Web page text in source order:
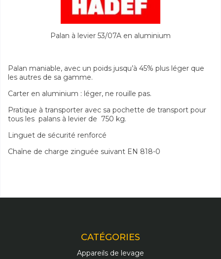
Palan à levier 53/07A en aluminium
Palan maniable, avec un poids jusqu’à 45% plus léger que
les autres de sa gamme.
Carter en aluminium : léger, ne rouille pas.
Pratique à transporter avec sa pochette de transport pour
tous les palans à levier de 750 kg.
Linguet de sécurité renforcé
Chaîne de charge zinguée suivant EN 818-0
CATÉGORIES
Appareils de levage